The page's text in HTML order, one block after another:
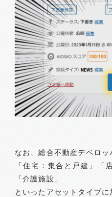
なお、総合不動産デベロッ
「住宅：集合と戸建」「
「介護施設」
といったアセットタイプに